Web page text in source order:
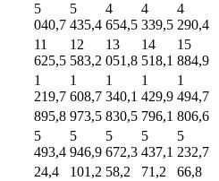
5
040,7
5
435,4
4
654,5
4
339,5
4
290,4
11
625,5
12
583,2
13
051,8
14
518,1
15
884,9
1
219,7
1
608,7
1
340,1
1
429,9
1
494,7
895,8 973,5 830,5 796,1 806,6
5
493,4
5
946,9
5
672,3
5
437,1
5
232,7
24,4 101,2 58,2 71,2
66,8